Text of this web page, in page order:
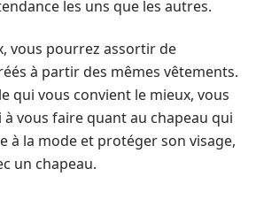
les uns que les autres.
vous pourrez assortir de
à partir des mêmes vêtements.
qui vous convient le mieux, vous
à vous faire quant au chapeau qui
à la mode et protéger son visage,
un chapeau.